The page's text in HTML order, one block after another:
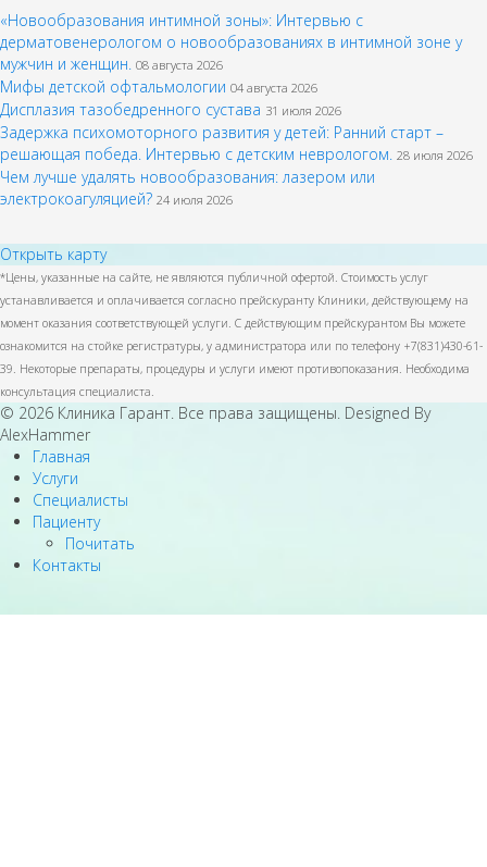
«Новообразования интимной зоны»: Интервью с
дерматовенерологом о новообразованиях в интимной зоне у
мужчин и женщин. 08 августа 2026
Мифы детской офтальмологии 04 августа 2026
Дисплазия тазобедренного сустава 31 июля 2026
Задержка психомоторного развития у детей: Ранний старт –
решающая победа. Интервью с детским неврологом. 28 июля 2026
Чем лучше удалять новообразования: лазером или
электрокоагуляцией? 24 июля 2026
Открыть карту
*Цены, указанные на сайте, не являются публичной офертой. Стоимость услуг
устанавливается и оплачивается согласно прейскуранту Клиники, действующему на
момент оказания соответствующей услуги. С действующим прейскурантом Вы можете
ознакомится на стойке регистратуры, у администратора или по телефону +7(831)430-61-
39. Некоторые препараты, процедуры и услуги имеют противопоказания. Необходима
консультация специалиста.
© 2026 Клиника Гарант. Все права защищены. Designed By
AlexHammer
Главная
Услуги
Специалисты
Пациенту
Почитать
Контакты